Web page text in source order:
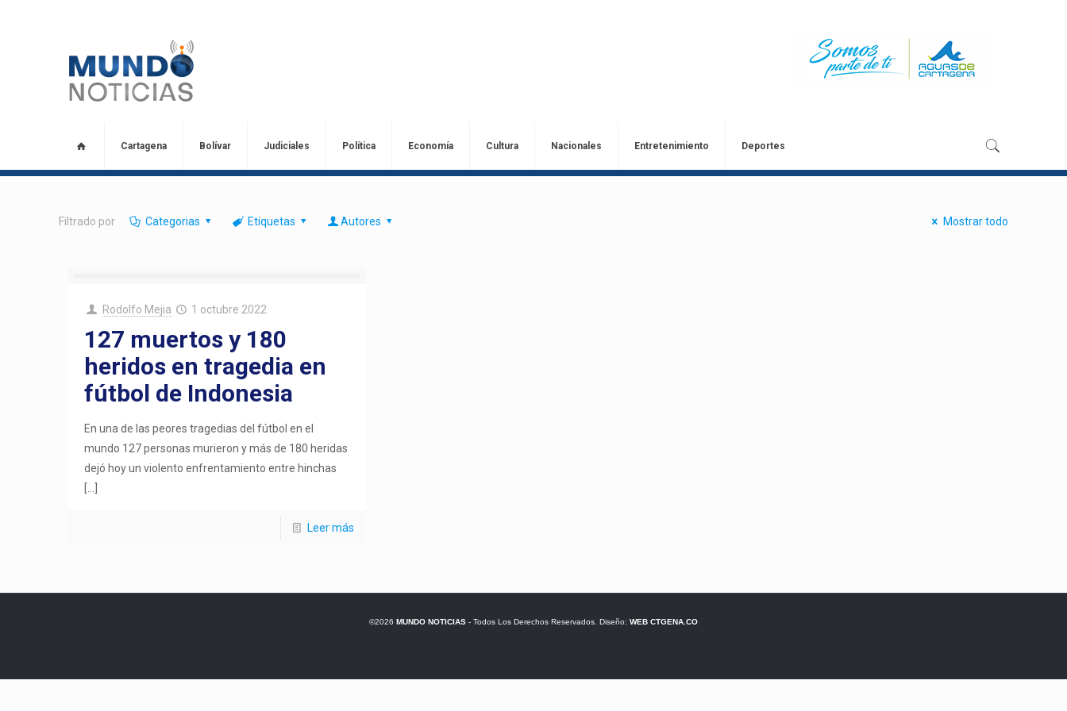
Cartagena Bolívar Judiciales Política Economía Cultura Nacionales Entretenimiento Deportes
Filtrado por Categorias Etiquetas Autores Mostrar todo
Rodolfo Mejia 1 octubre 2022
127 muertos y 180
heridos en tragedia en
fútbol de Indonesia
En una de las peores tragedias del fútbol en el
mundo 127 personas murieron y más de 180 heridas
dejó hoy un violento enfrentamiento entre hinchas
Leer más
©2026 MUNDO NOTICIAS- Todos Los Derechos Reservados. Diseño: WEB CTGENA.CO